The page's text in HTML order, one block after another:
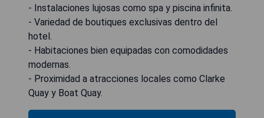
- Instalaciones lujosas como spa y piscina infinita.
- Variedad de boutiques exclusivas dentro del
hotel.
- Habitaciones bien equipadas con comodidades
modernas.
- Proximidad a atracciones locales como Clarke
Quay y Boat Quay.